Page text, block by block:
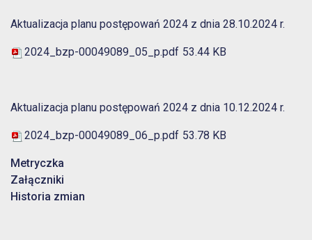
Aktualizacja planu postępowań 2024 z dnia 28.10.2024 r.
2024_bzp-00049089_05_p.pdf 53.44 KB
Aktualizacja planu postępowań 2024 z dnia 10.12.2024 r.
2024_bzp-00049089_06_p.pdf 53.78 KB
Metryczka
Załączniki
Historia zmian